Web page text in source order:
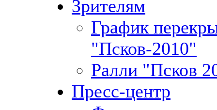
Зрителям
График
"Псков-2010"
Ралли "Псков
Пресс-центр